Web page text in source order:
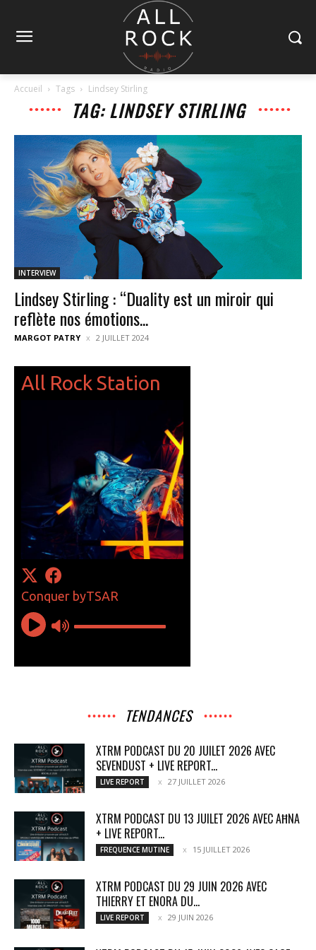
Accueil Tags Lindsey Stirling
TAG: LINDSEY STIRLING
INTERVIEW
Lindsey Stirling : “Duality est un miroir qui
reflète nos émotions...
MARGOT PATRY 2 JUILLET 2024
TENDANCES
XTRM PODCAST DU 20 JUILET 2026 AVEC
SEVENDUST + LIVE REPORT...
LIVE REPORT 27 JUILLET 2026
XTRM PODCAST DU 13 JUILET 2026 AVEC AĦNA
+ LIVE REPORT...
FREQUENCE MUTINE 15 JUILLET 2026
XTRM PODCAST DU 29 JUIN 2026 AVEC
THIERRY ET ENORA DU...
LIVE REPORT 29 JUIN 2026